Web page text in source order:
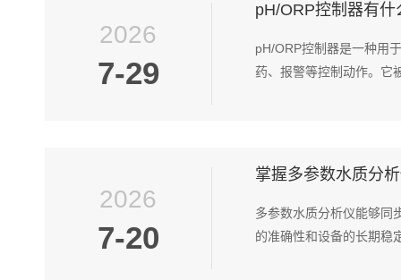
2026
7-29
pH/ORP控制器有什
pH/ORP控制器是一种用
药、报警等控制动作。它
2026
7-20
掌握多参数水质分
多参数水质分析仪能够同
的准确性和设备的长期稳